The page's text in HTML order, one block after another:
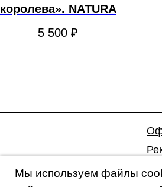
Мы используем файлы
королева». NATURA
5 500 ₽